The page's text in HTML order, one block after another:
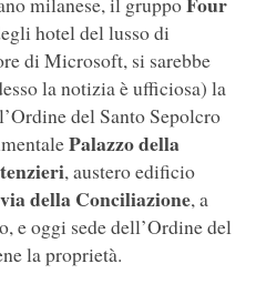
hotel del lusso di
di Microsoft, si sarebbe
la notizia è ufficiosa) la
del Santo Sepolcro
Palazzo della
, austero edificio
via della Conciliazione, a
e oggi sede dell’Ordine del
la proprietà.